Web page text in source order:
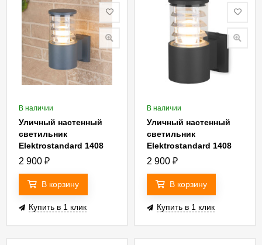
В наличии
Уличный настенный
светильник
Elektrostandard 1408
Techno 4690389067686
2 900 ₽
В корзину
Купить в 1 клик
В наличии
Уличный настенный
светильник
Elektrostandard 1408
Techno 4690389067693
2 900 ₽
В корзину
Купить в 1 клик